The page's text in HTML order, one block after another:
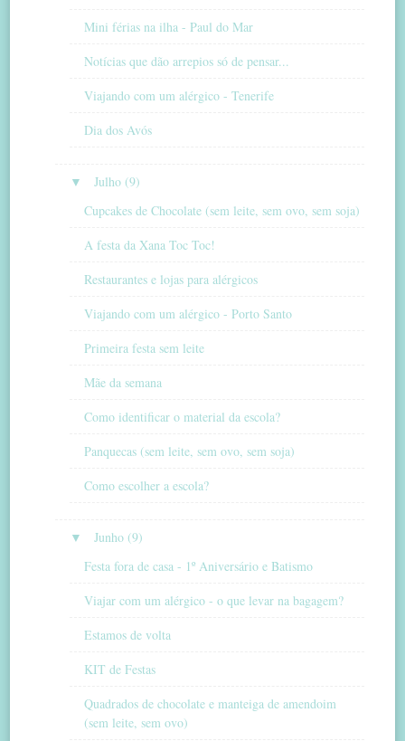
Mini férias na ilha - Paul do Mar
Notícias que dão arrepios só de pensar...
Viajando com um alérgico - Tenerife
Dia dos Avós
▼
Julho (9)
Cupcakes de Chocolate (sem leite, sem ovo, sem soja)
A festa da Xana Toc Toc!
Restaurantes e lojas para alérgicos
Viajando com um alérgico - Porto Santo
Primeira festa sem leite
Mãe da semana
Como identificar o material da escola?
Panquecas (sem leite, sem ovo, sem soja)
Como escolher a escola?
▼
Junho (9)
Festa fora de casa - 1º Aniversário e Batismo
Viajar com um alérgico - o que levar na bagagem?
Estamos de volta
KIT de Festas
Quadrados de chocolate e manteiga de amendoim
(sem leite, sem ovo)